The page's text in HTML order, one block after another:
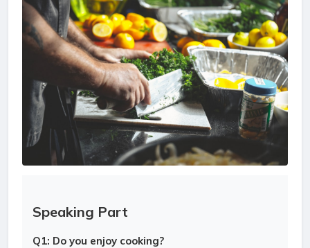
Speaking Part
Q1: Do you enjoy cooking?